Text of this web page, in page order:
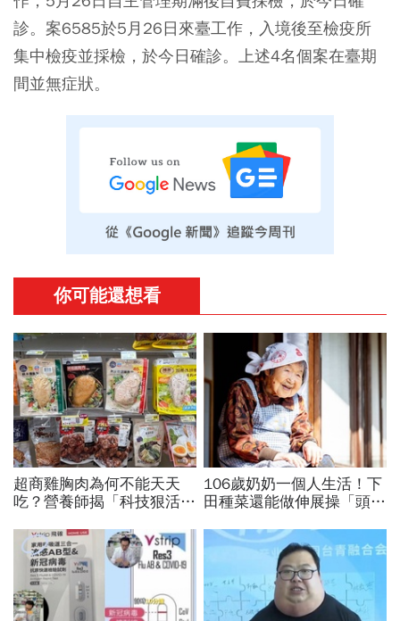
診。案6585於5月26日來臺工作，入境後至檢疫所
集中檢疫並採檢，於今日確診。上述4名個案在臺期
間並無症狀。